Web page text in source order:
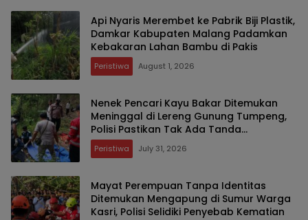
Api Nyaris Merembet ke Pabrik Biji Plastik,
Damkar Kabupaten Malang Padamkan
Kebakaran Lahan Bambu di Pakis
Peristiwa August 1, 2026
Nenek Pencari Kayu Bakar Ditemukan
Meninggal di Lereng Gunung Tumpeng,
Polisi Pastikan Tak Ada Tanda
Kekerasan
Peristiwa July 31, 2026
Mayat Perempuan Tanpa Identitas
Ditemukan Mengapung di Sumur Warga
Kasri, Polisi Selidiki Penyebab Kematian